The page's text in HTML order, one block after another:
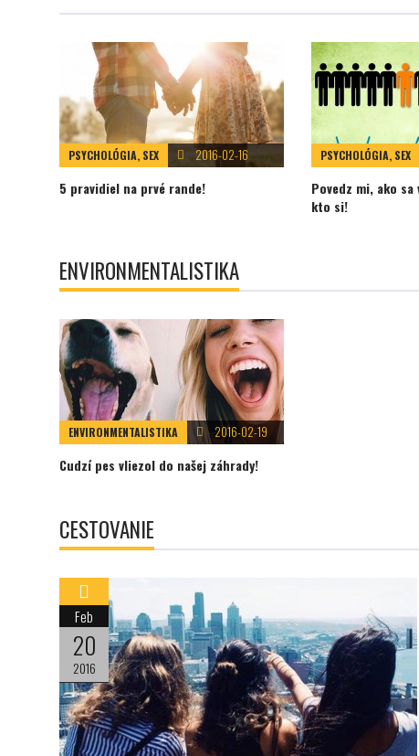
PSYCHOLÓGIA, SEX 2016-02-16
5 pravidiel na prvé rande!
PSYCHOLÓGIA, SEX
Povedz mi, ako
kto si!
ENVIRONMENTALISTIKA
ENVIRONMENTALISTIKA 2016-02-19
Cudzí pes vliezol do našej záhrady!
CESTOVANIE
Feb
20
2016